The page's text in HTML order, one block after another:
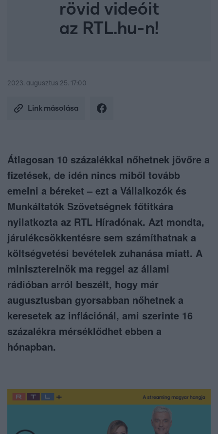
rövid videóit
az RTL.hu-n!
2023. augusztus 25. 17:00
Link másolása
Átlagosan 10 százalékkal nőhetnek jövőre a
fizetések, de idén nincs miből tovább
emelni a béreket – ezt a Vállalkozók és
Munkáltatók Szövetségnek főtitkára
nyilatkozta az RTL Híradónak. Azt mondta,
járulékcsökkentésre sem számíthatnak a
költségvetési bevételek zuhanása miatt. A
miniszterelnök ma reggel az állami
rádióban arról beszélt, hogy már
augusztusban gyorsabban nőhetnek a
keresetek az inflációnál, ami szerinte 16
százalékra mérséklődhet ebben a
hónapban.